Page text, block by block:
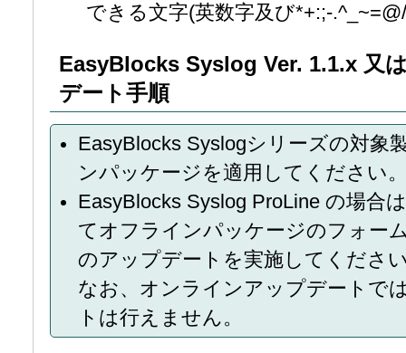
できる文字(英数字及び*+:;-
EasyBlocks Syslog Ver. 1.1.x 又
デート手順
EasyBlocks Syslogシリーズの対象
ンパッケージを適用してください
EasyBlocks Syslog ProLine の場合
てオフラインパッケージのフォー
のアップデートを実施してくださ
なお、オンラインアップデートで
トは行えません。